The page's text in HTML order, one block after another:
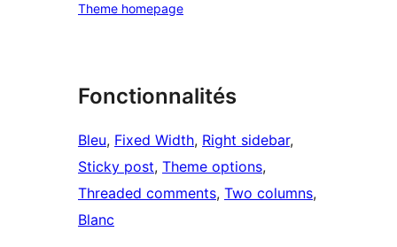
Theme homepage
Fonctionnalités
Bleu, Fixed Width, Right sidebar
Sticky post, Theme options
Threaded comments, Two columns
Blanc